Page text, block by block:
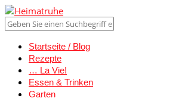
Startseite / Blog
Rezepte
… La Vie!
Essen & Trinken
Garten